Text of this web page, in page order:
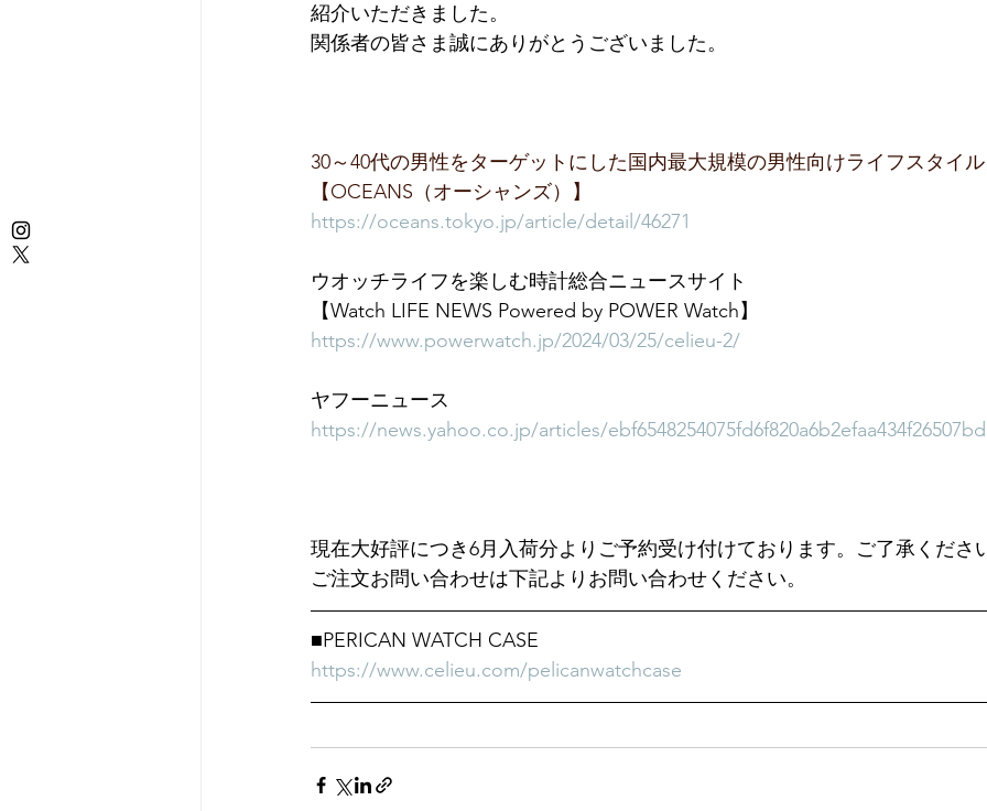
紹介いただきました。
関係者の皆さま誠にありがとうございました。
30～40代の男性をターゲットにした国内最大規模の男性向けライフスタイ
【OCEANS（オーシャンズ）】
https://oceans.tokyo.jp/article/detail/46271
ウオッチライフを楽しむ時計総合ニュースサイト
【Watch LIFE NEWS Powered by POWER Watch】
https://www.powerwatch.jp/2024/03/25/celieu-2/
ヤフーニュース
https://news.yahoo.co.jp/articles/
現在大好評につき6月入荷分よりご予約受け付けております。ご了承くださ
ご注文お問い合わせは下記よりお問い合わせください。
■PERICAN WATCH CASE
https://www.celieu.com/pelicanwatchcase